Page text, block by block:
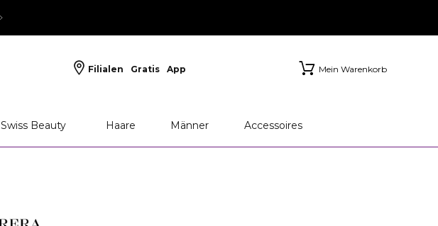
Filialen Gratis App Mein Warenkorb
Swiss Beauty Haare Männer Accessoires